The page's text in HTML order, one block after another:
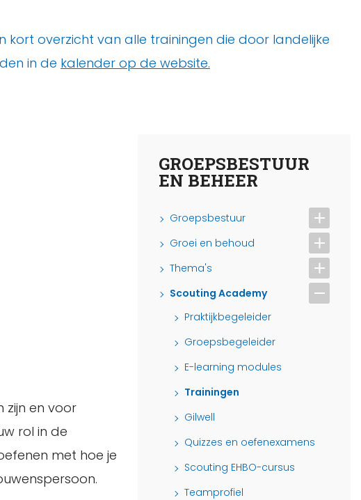
overzicht van alle trainingen die door landelijke
in de kalender op de website.
zijn en voor
rol in de
met hoe je
GROEPSBESTUUR
EN BEHEER
Groepsbestuur
Groei en behoud
Thema's
Scouting Academy
Praktijkbegeleider
Groepsbegeleider
E-learning modules
Trainingen
Gilwell
Quizzes en oefenexamens
Scouting EHBO-cursus
Teamprofiel